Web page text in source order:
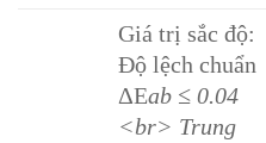
Giá trị sắc độ:
Độ lệch chuẩn
ΔEab ≤ 0.04
<br> Trung